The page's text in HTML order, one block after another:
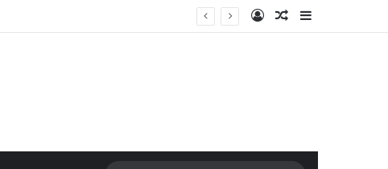
AccediUn articolo a